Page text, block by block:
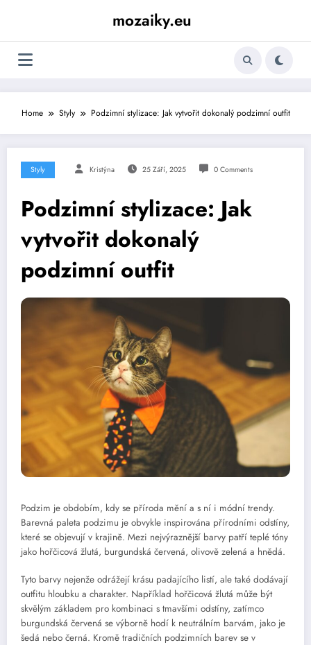
mozaiky.eu
Home Styly Podzimní stylizace: Jak vytvořit dokonalý podzimní outfit
Styly Kristýna 25 Září, 2025 0 Comments
Podzimní stylizace: Jak
vytvořit dokonalý
podzimní outfit
Podzim je obdobím, kdy se příroda mění a s ní i módní trendy.
Barevná paleta podzimu je obvykle inspirována přírodními odstíny,
které se objevují v krajině. Mezi nejvýraznější barvy patří teplé tóny
jako hořčicová žlutá, burgundská červená, olivově zelená a hnědá.
Tyto barvy nejenže odrážejí krásu padajícího listí, ale také dodávají
outfitu hloubku a charakter. Například hořčicová žlutá může být
skvělým základem pro kombinaci s tmavšími odstíny, zatímco
burgundská červená se výborně hodí k neutrálním barvám, jako je
šedá nebo černá. Kromě tradičních podzimních barev se v